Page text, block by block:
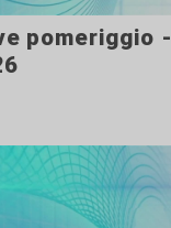
pomeriggio -